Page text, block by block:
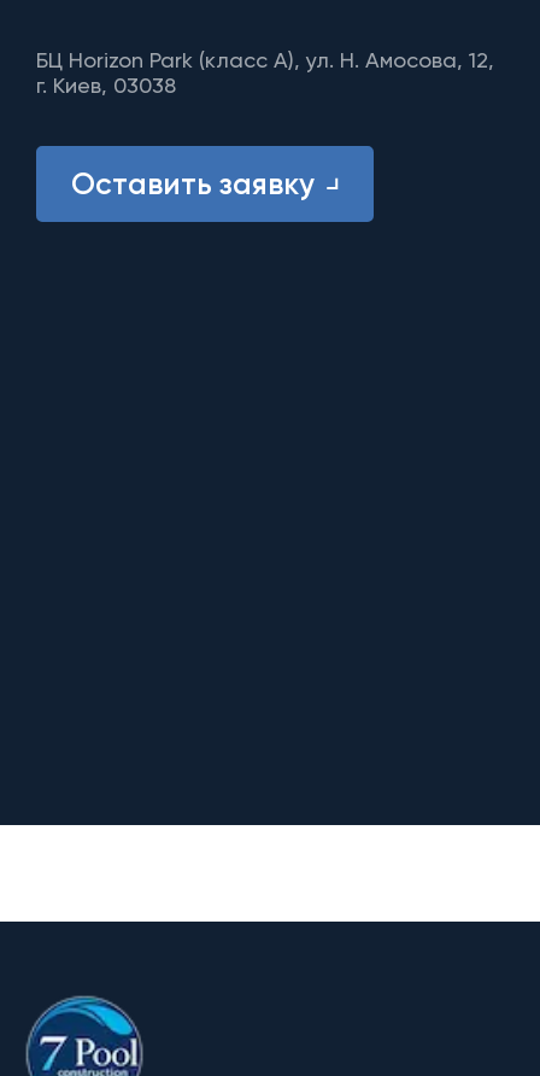
БЦ Horizon Park (класс A), ул. Н. Амосова, 12,
г. Киев, 03038
Оставить заявку